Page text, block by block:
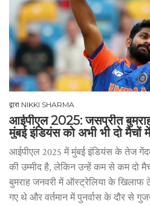
द्वारा NIKKI SHARMA
आईपीएल 2025: जसप्रीत
मुंबई इंडियंस को अभी भी दो मैचों
आईपीएल 2025 में मुंबई इंडियंस के तेज
की उम्मीद है, लेकिन उन्हें कम से कम दो
बुमराह जनवरी में ऑस्ट्रेलिया के खिलाफ
गए थे और वर्तमान में पुनर्वास के दौर से